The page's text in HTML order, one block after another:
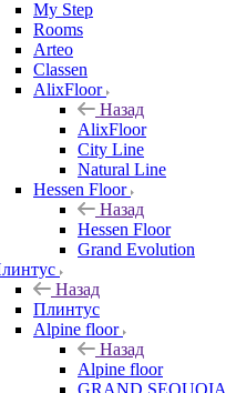
My Step
Rooms
Arteo
Classen
AlixFloor
Назад
AlixFloor
City Line
Natural Line
Hessen Floor
Назад
Hessen Floor
Grand Evolution
Назад
Плинтус
Alpine floor
Назад
Alpine floor
GRAND SEQUOIA